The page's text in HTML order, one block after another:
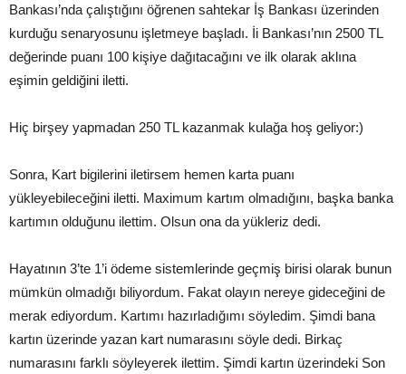
Bankası’nda çalıştığını öğrenen sahtekar İş Bankası üzerinden
kurduğu senaryosunu işletmeye başladı. İi Bankası’nın 2500 TL
değerinde puanı 100 kişiye dağıtacağını ve ilk olarak aklına
eşimin geldiğini iletti.
Hiç birşey yapmadan 250 TL kazanmak kulağa hoş geliyor:)
Sonra, Kart bigilerini iletirsem hemen karta puanı
yükleyebileceğini iletti. Maximum kartım olmadığını, başka banka
kartımın olduğunu ilettim. Olsun ona da yükleriz dedi.
Hayatının 3’te 1’i ödeme sistemlerinde geçmiş birisi olarak bunun
mümkün olmadığı biliyordum. Fakat olayın nereye gideceğini de
merak ediyordum. Kartımı hazırladığımı söyledim. Şimdi bana
kartın üzerinde yazan kart numarasını söyle dedi. Birkaç
numarasını farklı söyleyerek ilettim. Şimdi kartın üzerindeki Son